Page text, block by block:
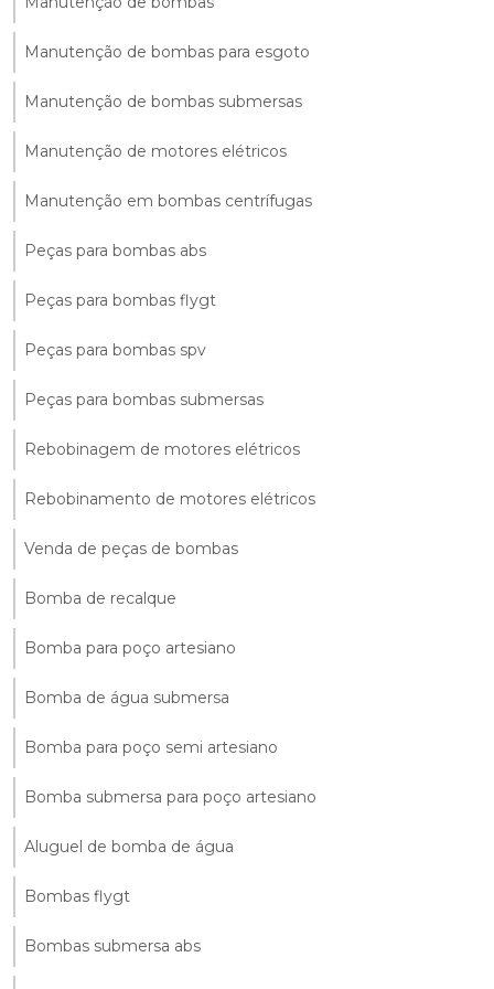
Manutenção de bombas para esgoto
Manutenção de bombas submersas
Manutenção de motores elétricos
Manutenção em bombas centrífugas
Peças para bombas abs
Peças para bombas flygt
Peças para bombas spv
Peças para bombas submersas
Rebobinagem de motores elétricos
Rebobinamento de motores elétricos
Venda de peças de bombas
Bomba de recalque
Bomba para poço artesiano
Bomba de água submersa
Bomba para poço semi artesiano
Bomba submersa para poço artesiano
Aluguel de bomba de água
Bombas flygt
Bombas submersa abs